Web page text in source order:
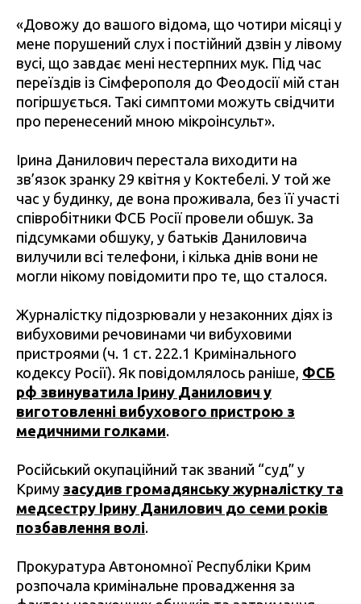
«Довожу до вашого відома, що чотири місяці у
мене порушений слух і постійний дзвін у лівому
вусі, що завдає мені нестерпних мук. Під час
переїздів із Сімферополя до Феодосії мій стан
погіршується. Такі симптоми можуть свідчити
про перенесений мною мікроінсульт».
Ірина Данилович перестала виходити на
зв’язок зранку 29 квітня у Коктебелі. У той же
час у будинку, де вона проживала, без її участі
співробітники ФСБ Росії провели обшук. За
підсумками обшуку, у батьків Даниловича
вилучили всі телефони, і кілька днів вони не
могли нікому повідомити про те, що сталося.
Журналістку підозрювали у незаконних діях із
вибуховими речовинами чи вибуховими
пристроями (ч. 1 ст. 222.1 Кримінального
кодексу Росії). Як повідомлялось раніше, ФСБ
рф звинуватила Ірину Данилович у
виготовленні вибухового пристрою з
медичними голками.
Російський окупаційний так званий “суд” у
Криму засудив громадянську журналістку та
медсестру Ірину Данилович до семи років
позбавлення волі.
Прокуратура Автономної Республіки Крим
розпочала кримінальне провадження за